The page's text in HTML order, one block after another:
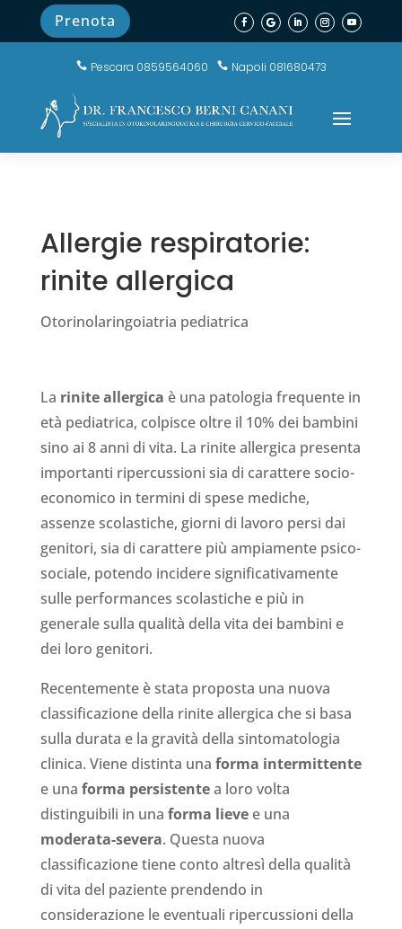
Prenota
 Pescara 0859564060  Napoli 081680473
Allergie respiratorie:
rinite allergica
Otorinolaringoiatria pediatrica
La rinite allergica è una patologia frequente in
età pediatrica, colpisce oltre il 10% dei bambini
sino ai 8 anni di vita. La rinite allergica presenta
importanti ripercussioni sia di carattere socio-
economico in termini di spese mediche,
assenze scolastiche, giorni di lavoro persi dai
genitori, sia di carattere più ampiamente psico-
sociale, potendo incidere significativamente
sulle performances scolastiche e più in
generale sulla qualità della vita dei bambini e
dei loro genitori.
Recentemente è stata proposta una nuova
classificazione della rinite allergica che si basa
sulla durata e la gravità della sintomatologia
clinica. Viene distinta una forma intermittente
e una forma persistentea loro volta
distinguibili in una forma lievee una
moderata-severa. Questa nuova
classificazione tiene conto altresì della qualità
di vita del paziente prendendo in
considerazione le eventuali ripercussioni della